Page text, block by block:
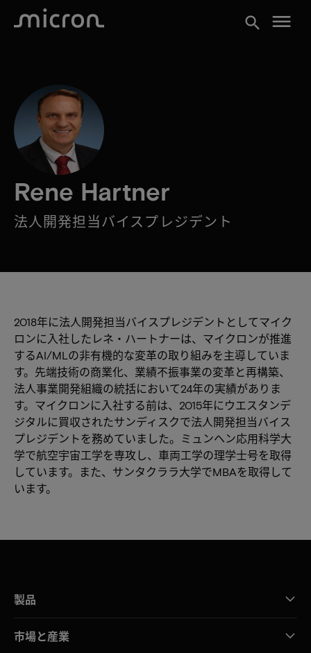
search menu
Rene Hartner
法人開発担当バイスプレジデント
2018年に法人開発担当バイスプレジデントとしてマイク
ロンに入社したレネ・ハートナーは、マイクロンが推進
するAI/MLの非有機的な変革の取り組みを主導していま
す。先端技術の商業化、業績不振事業の変革と再構築、
法人事業開発組織の統括において24年の実績がありま
す。マイクロンに入社する前は、2015年にウエスタンデ
ジタルに買収されたサンディスクで法人開発担当バイス
プレジデントを務めていました。ミュンヘン応用科学大
学で航空宇宙工学を専攻し、車両工学の理学士号を取得
しています。また、サンタクララ大学でMBAを取得して
います。
製品
市場と産業